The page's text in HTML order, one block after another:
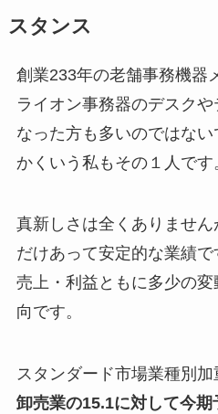
スタンス
創業233年の老舗事務機器
ライオン事務器のデスク
なった方も多いのではない
かくいう私もその１人です
真新しさは全くありませ
だけあって安定的な業績で
売上・利益ともに多少の
向です。
スタンダード市場業種別加
卸売業の15.1に対して今